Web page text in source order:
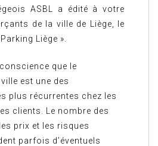
ASBL a édité à votre
de la ville de Liège, le
Liège ».
que le
est une des
plus récurrentes chez les
clients. Le nombre des
prix et les risques
parfois d’éventuels